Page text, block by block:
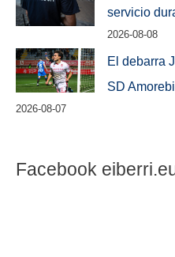
servicio
2026-08-08
El debarra
SD
2026-08-07
Facebook